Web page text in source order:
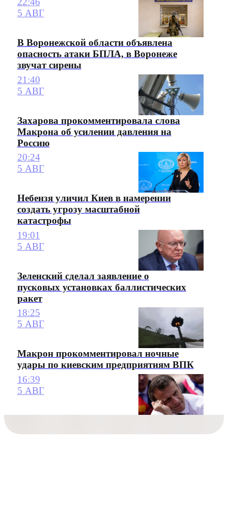
5 АВГ
В Воронежской области объявлена
опасность атаки БПЛА, в Воронеже
звучат сирены
21:40
5 АВГ
Захарова прокомментировала слова
Макрона об усилении давления на
Россию
20:24
5 АВГ
Небензя уличил Киев в намерении
создать угрозу масштабной
катастрофы
19:01
5 АВГ
Зеленский сделал заявление о
пусковых установках баллистических
ракет
18:25
5 АВГ
Макрон прокомментировал ночные
удары по киевским предприятиям ВПК
16:39
5 АВГ